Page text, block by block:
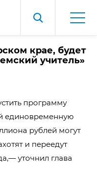
крае, будет
учитель»
программу
единовременную
рублей могут
и переедут
уточнил глава